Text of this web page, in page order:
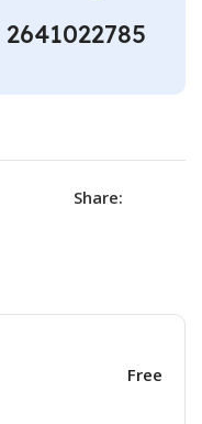
2641022785
Share:
Free